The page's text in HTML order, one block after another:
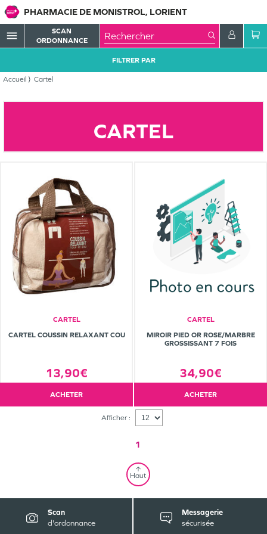
PHARMACIE DE MONISTROL, LORIENT
menu
SCAN
ORDONNANCE
Accueil Cartel
FILTRER PAR
CARTEL
CARTEL
CARTEL COUSSIN RELAXANT COU
13,90€
ACHETER
CARTEL
MIROIR PIED OR ROSE/MARBRE
GROSSISSANT 7 FOIS
34,90€
ACHETER
Afficher :
1
Haut
Scan
d'ordonnance
Messagerie
sécurisée